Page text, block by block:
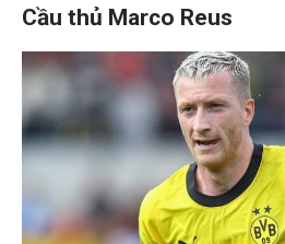
Cầu thủ Marco Reus